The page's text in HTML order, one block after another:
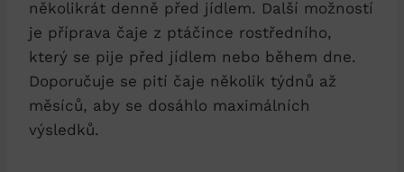
několikrát denně před jídlem. Další možností​
je příprava‌ čaje​ z ptáčince rostředního,
⁢který⁣ se pije před jídlem nebo během dne.
Doporučuje se ⁢pití čaje‍ několik ‌týdnů až
měsíců, aby se dosáhlo maximálních
výsledků.